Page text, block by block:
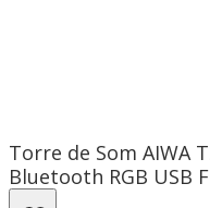
Torre de Som AIWA
Bluetooth RGB USB